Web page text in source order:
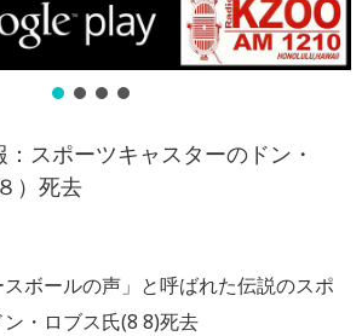
：スポーツキャスターのドン・
）死去
スボールの声」と呼ばれた伝説のスポ
・ロブス氏(8 8)死去